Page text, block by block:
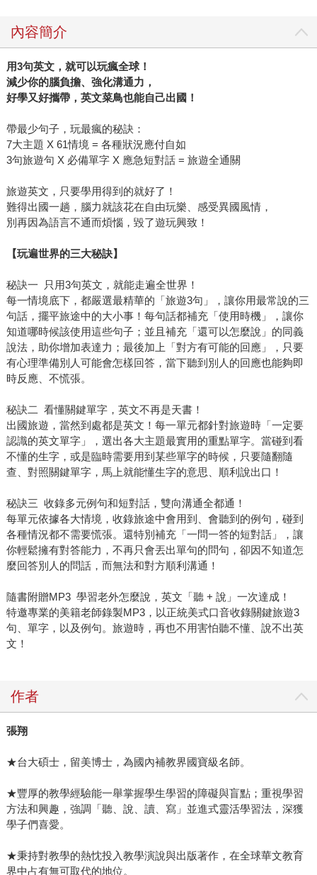
內容簡介
用3句英文，就可以玩瘋全球！
減少你的腦負擔、強化溝通力，
好學又好攜帶，英文菜鳥也能自己出國！
帶最少句子，玩最瘋的秘訣：
7大主題 X 61情境 = 各種狀況應付自如
3句旅遊句 X 必備單字 X 應急短對話 = 旅遊全通關
旅遊英文，只要學用得到的就好了！
難得出國一趟，腦力就該花在自由玩樂、感受異國風情，
別再因為語言不通而煩惱，毀了遊玩興致！
【玩遍世界的三大秘訣】
秘訣一 只用3句英文，就能走遍全世界！
每一情境底下，都嚴選最精華的「旅遊3句」，讓你用最常說的三
句話，擺平旅途中的大小事！每句話都補充「使用時機」，讓你
知道哪時候該使用這些句子；並且補充「還可以怎麼說」的同義
說法，助你增加表達力；最後加上「對方有可能的回應」，只要
有心理準備別人可能會怎樣回答，當下聽到別人的回應也能夠即
時反應、不慌張。
秘訣二 看懂關鍵單字，英文不再是天書！
出國旅遊，當然到處都是英文！每一單元都針對旅遊時「一定要
認識的英文單字」，選出各大主題最實用的重點單字。當碰到看
不懂的生字，或是臨時需要用到某些單字的時候，只要隨翻隨
查、對照關鍵單字，馬上就能懂生字的意思、順利說出口！
秘訣三 收錄多元例句和短對話，雙向溝通全都通！
每單元依據各大情境，收錄旅途中會用到、會聽到的例句，碰到
各種情況都不需要慌張。還特別補充「一問一答的短對話」，讓
你輕鬆擁有對答能力，不再只會丟出單句的問句，卻因不知道怎
麼回答別人的問話，而無法和對方順利溝通！
隨書附贈MP3 學習老外怎麼說，英文「聽 + 說」一次達成！
特邀專業的美籍老師錄製MP3，以正統美式口音收錄關鍵旅遊3
句、單字，以及例句。旅遊時，再也不用害怕聽不懂、說不出英
文！
作者
張翔
★台大碩士，留美博士，為國內補教界國寶級名師。
★豐厚的教學經驗能一舉掌握學生學習的障礙與盲點；重視學習
方法和興趣，強調「聽、說、讀、寫」並進式靈活學習法，深獲
學子們喜愛。
★秉持對教學的熱忱投入教學演說與出版著作，在全球華文教育
界中占有無可取代的地位。